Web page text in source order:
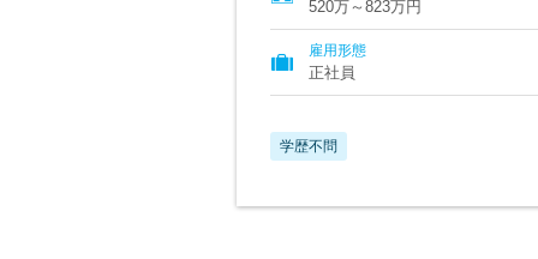
520万～823万円
雇用形態
正社員
学歴不問